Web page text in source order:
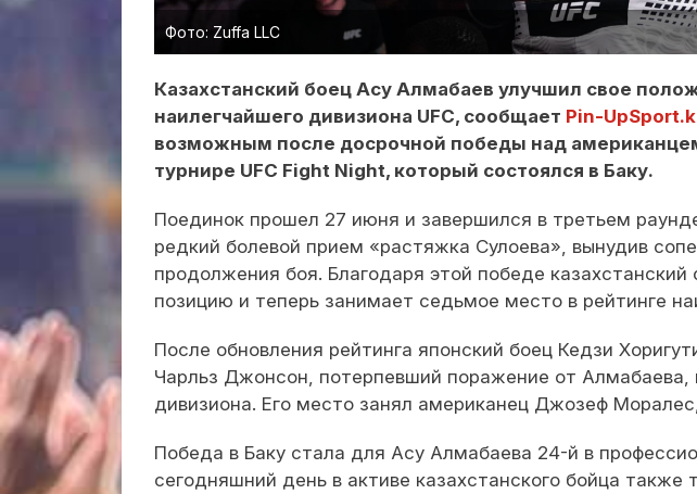
Фото: Zuffa LLC
Казахстанский боец Асу Алмабаев улучшил свое
наилегчайшего дивизиона UFC, сообщает Pin-
возможным после досрочной победы над
турнире UFC Fight Night, который состоялся в Баку.
Поединок прошел 27 июня и завершился в третьем
редкий болевой прием «растяжка Сулоева», вынудив
продолжения боя. Благодаря этой победе
позицию и теперь занимает седьмое место в рейтинге
После обновления рейтинга японский боец Кедзи
Чарльз Джонсон, потерпевший поражение от Алмабаева,
дивизиона. Его место занял американец Джозеф
Победа в Баку стала для Асу Алмабаева 24-й в
сегодняшний день в активе казахстанского бойца